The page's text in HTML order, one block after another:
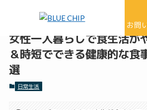
お問
女性一人暮らしで食生活が
＆時短でできる健康的な食
選
日常生活